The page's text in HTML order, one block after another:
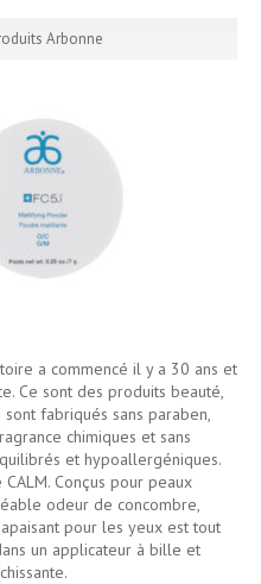
Arbonne
a commencé il y a 30 ans et
Ce sont des produits beauté,
fabriqués sans paraben,
chimiques et sans
et hypoallergéniques.
Conçus pour peaux
odeur de concombre,
pour les yeux est tout
un applicateur à bille et